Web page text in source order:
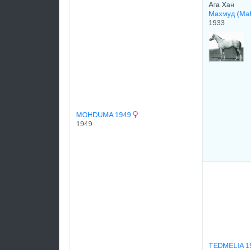
MOHDUMA 1949
1949
Ага Хан
Махмуд
1933
TEDMELIA